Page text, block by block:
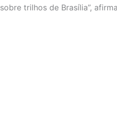
sobre trilhos de Brasília”,